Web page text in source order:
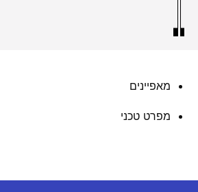
מאפיינים
מפרט טכני